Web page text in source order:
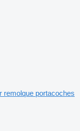
remolque portacoches